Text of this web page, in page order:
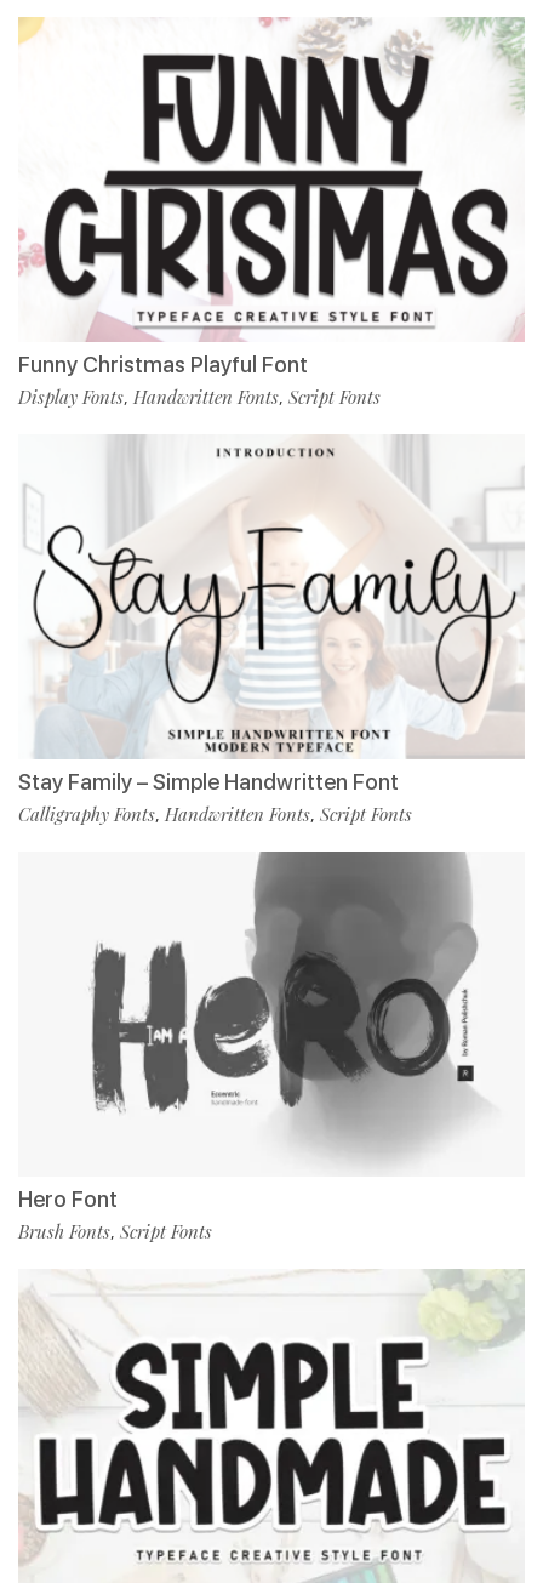
Funny Christmas Playful Font
Display Fonts, Handwritten Fonts, Script Fonts
Stay Family – Simple Handwritten Font
Calligraphy Fonts, Handwritten Fonts, Script Fonts
Hero Font
Brush Fonts, Script Fonts